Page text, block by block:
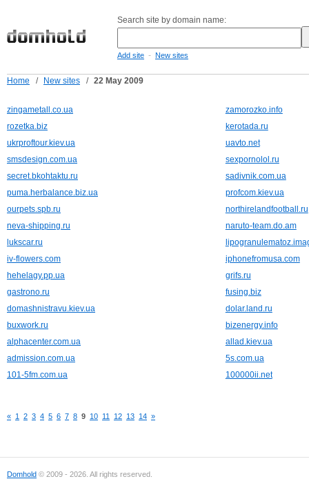
Search site by domain name:
Add site - New sites
Home / New sites / 22 May 2009
zingametall.co.ua
zamorozko.info
rozetka.biz
kerotada.ru
ukrproftour.kiev.ua
uavto.net
smsdesign.com.ua
sexpornolol.ru
secret.bkohtaktu.ru
sadivnik.com.ua
puma.herbalance.biz.ua
profcom.kiev.ua
ourpets.spb.ru
northirelandfootball.ru
neva-shipping.ru
naruto-team.do.am
lukscar.ru
iv-flowers.com
iphonefromusa.com
hehelagy.pp.ua
grifs.ru
gastrono.ru
fusing.biz
domashnistravu.kiev.ua
dolar.land.ru
buxwork.ru
bizenergy.info
alphacenter.com.ua
allad.kiev.ua
admission.com.ua
5s.com.ua
101-5fm.com.ua
100000ii.net
« 1 2 3 4 5 6 7 8 9 10 11 12 13 14 »
Domhold © 2009 - 2026. All rights reserved.